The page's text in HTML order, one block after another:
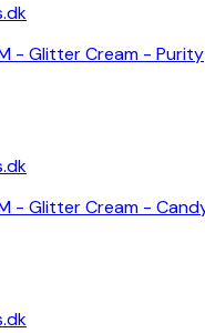
- Glitter Cream - Purity
- Glitter Cream -